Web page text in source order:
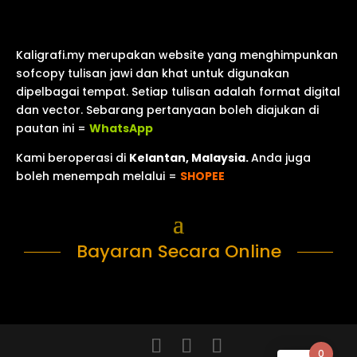
Kaligrafi.my merupakan website yang menghimpunkan
sofcopy tulisan jawi dan khat untuk digunakan
dipelbagai tempat. Setiap tulisan adalah format digital
dan vector. Sebarang pertanyaan boleh diajukan di
pautan ini =WhatsApp
Kami beroperasi di Kelantan, Malaysia.Anda juga
boleh menempah melalui = SHOPEE
Bayaran Secara Online
0